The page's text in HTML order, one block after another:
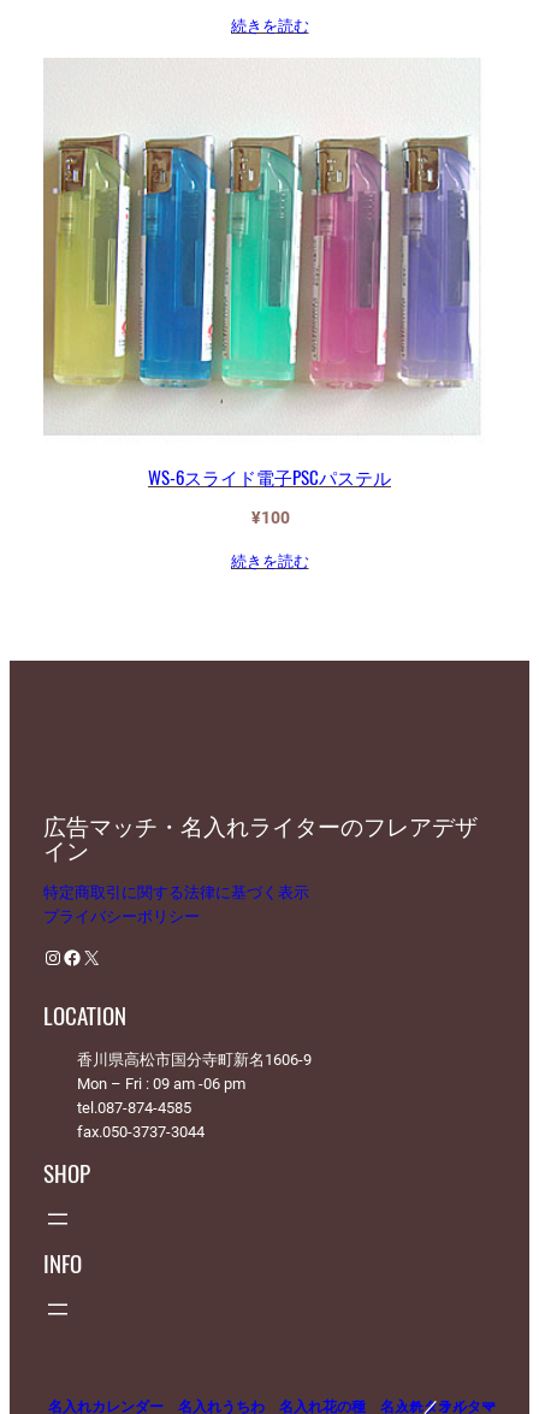
続きを読む
WS-6スライド電子PSCパステル
¥100
続きを読む
広告マッチ・名入れライターのフレアデザ
イン
特定商取引に関する法律に基づく表示
プライバシーポリシー
Instagram Facebook X
LOCATION
香川県高松市国分寺町新名1606-9
Mon – Fri : 09 am -06 pm
tel.087-874-4585
fax.050-3737-3044
SHOP
INFO
名入れカレンダー 名入れうちわ 名入れ花の種 名入れタオル
マッチ／ライター